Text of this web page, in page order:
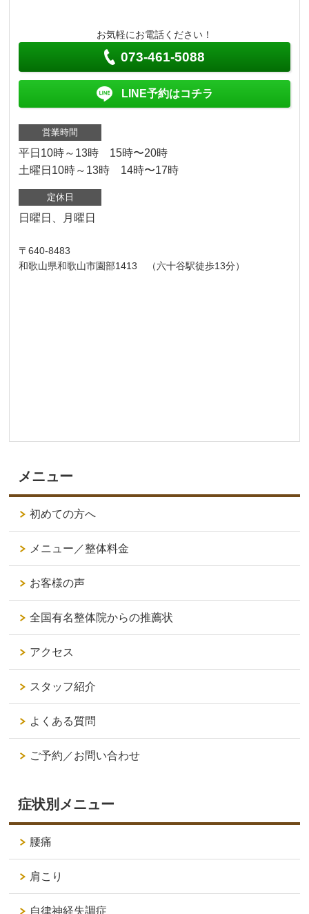
お気軽にお電話ください！
073-461-5088
LINE予約はコチラ
営業時間
平日10時～13時 15時〜20時
土曜日10時～13時 14時〜17時
定休日
日曜日、月曜日
〒640-8483
和歌山県和歌山市園部1413 （六十谷駅徒歩13分）
メニュー
初めての方へ
メニュー／整体料金
お客様の声
全国有名整体院からの推薦状
アクセス
スタッフ紹介
よくある質問
ご予約／お問い合わせ
症状別メニュー
腰痛
肩こり
自律神経失調症